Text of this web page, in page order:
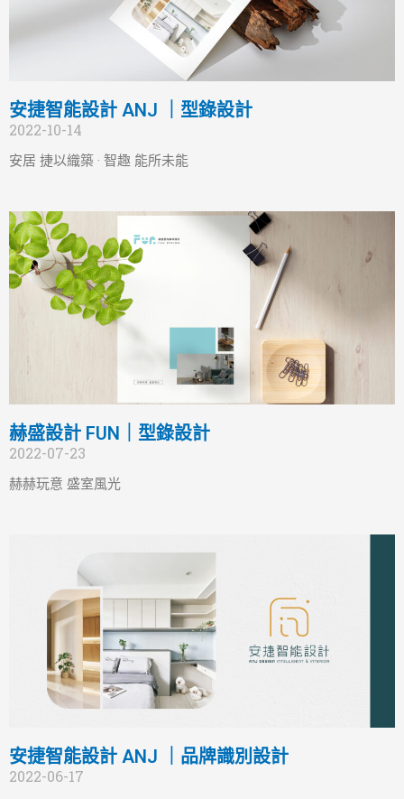
安捷智能設計 ANJ ｜型錄設計
2022-10-14
安居 捷以織築 · 智趣 能所未能
赫盛設計 FUN｜型錄設計
2022-07-23
赫赫玩意 盛室風光
安捷智能設計 ANJ ｜品牌識別設計
2022-06-17